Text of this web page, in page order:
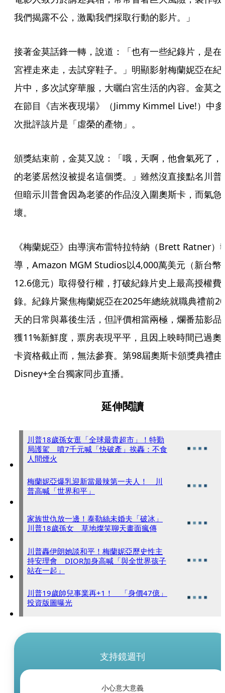
我們揭露不公，激勵我們採取行動的影片。」
接著金莫話鋒一轉，說道：「也有一些紀錄片，是在
宮裡走來走，去試穿鞋子。」明顯影射梅蘭妮亞在紀
片中，多次試穿華服，大曬白宮生活的內容。金莫之
在節目《吉米夜現場》（Jimmy Kimmel Live!）中多
次批評該片是「虛榮的產物」。
頒獎結束前，金莫又說：「哦，天啊，他會氣死了，
的老婆居然沒被提名這個獎。」雖然沒直接點名川普
但暗示川普會因為老婆的作品沒入圍奧斯卡，而氣急
壞。
《梅蘭妮亞》由導演布雷特拉特納（Brett Ratner）
導，Amazon MGM Studios以4,000萬美元（新台幣
12.6億元）取得發行權，打破紀錄片史上最高授權費
錄。紀錄片聚焦梅蘭妮亞在2025年總統就職典禮前20
天的日常與幕後生活，但評價相當兩極，爛番茄影品
獲11%新鮮度，票房表現平平，且因上映時間已過奧
卡資格截止而，無法參賽。第98屆奧斯卡頒獎典禮由
Disney+全台獨家同步直播。
延伸閱讀
川普18歲孫女逛「全球最貴超市」！特勤
局護駕 噴7千元喊「快破產」挨轟：不食
人間煙火
梅蘭妮亞爆乳迎新當最辣第一夫人！ 川
普高喊「世界和平」
家族世仇放一邊！泰勒絲未婚夫「破冰」
川普18歲孫女 草地燦笑聊天畫面瘋傳
川普轟伊朗她談和平！梅蘭妮亞歷史性主
持安理會 DIOR加身高喊「與全世界孩子
站在一起」
川普19歲帥兒事業再+1！ 「身價47億」
投資版圖曝光
支持鏡週刊
小心意大意義